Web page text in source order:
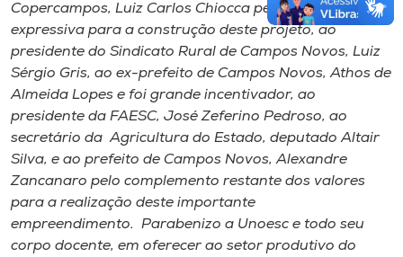
Copercampos, Luiz Carlos Chiocca pela contribuição
expressiva para a construção deste projeto, ao
presidente do Sindicato Rural de Campos Novos, Luiz
Sérgio Gris, ao ex-prefeito de Campos Novos, Athos de
Almeida Lopes e foi grande incentivador, ao
presidente da FAESC, José Zeferino Pedroso, ao
secretário da Agricultura do Estado, deputado Altair
Silva, e ao prefeito de Campos Novos, Alexandre
Zancanaro pelo complemento restante dos valores
para a realização deste importante
empreendimento. Parabenizo a Unoesc e todo seu
corpo docente, em oferecer ao setor produtivo do